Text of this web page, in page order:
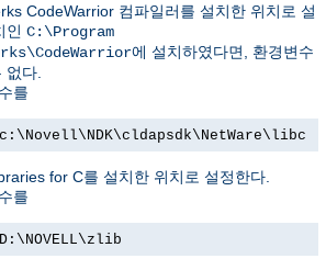
CodeWarrior 컴파일러를 설치한 위치로 설
인 C:\Program
에 설치하였다면, 환경변수
없다.
를
for C를 설치한 위치로 설정한다.
를